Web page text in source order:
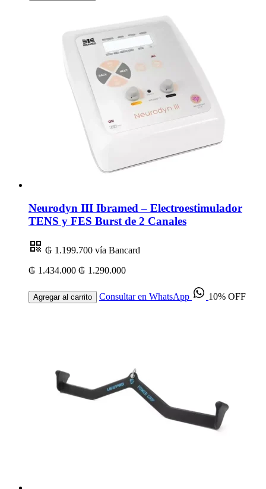
Neurodyn III Ibramed – Electroestimulador
TENS y FES Burst de 2 Canales
₲ 1.199.700 vía Bancard
₲ 1.434.000 ₲ 1.290.000
Agregar al carrito Consultar en WhatsApp 10% OFF